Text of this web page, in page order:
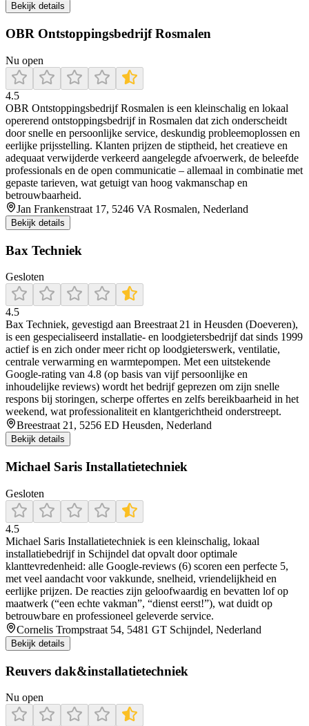
Bekijk details
OBR Ontstoppingsbedrijf Rosmalen
Nu open
4.5
OBR Ontstoppingsbedrijf Rosmalen is een kleinschalig en lokaal
opererend ontstoppingsbedrijf in Rosmalen dat zich onderscheidt
door snelle en persoonlijke service, deskundig probleemoplossen en
eerlijke prijsstelling. Klanten prijzen de stiptheid, het creatieve en
adequaat verwijderde verkeerd aangelegde afvoerwerk, de beleefde
professionals en de open communicatie – allemaal in combinatie met
gepaste tarieven, wat getuigt van hoog vakmanschap en
betrouwbaarheid.
Jan Frankenstraat 17, 5246 VA Rosmalen, Nederland
Bekijk details
Bax Techniek
Gesloten
4.5
Bax Techniek, gevestigd aan Breestraat 21 in Heusden (Doeveren),
is een gespecialiseerd installatie- en loodgietersbedrijf dat sinds 1999
actief is en zich onder meer richt op loodgieterswerk, ventilatie,
centrale verwarming en warmtepompen. Met een uitstekende
Google-rating van 4.8 (op basis van vijf persoonlijke en
inhoudelijke reviews) wordt het bedrijf geprezen om zijn snelle
respons bij storingen, scherpe offertes en zelfs bereikbaarheid in het
weekend, wat professionaliteit en klantgerichtheid onderstreept.
Breestraat 21, 5256 ED Heusden, Nederland
Bekijk details
Michael Saris Installatietechniek
Gesloten
4.5
Michael Saris Installatietechniek is een kleinschalig, lokaal
installatiebedrijf in Schijndel dat opvalt door optimale
klanttevredenheid: alle Google‑reviews (6) scoren een perfecte 5,
met veel aandacht voor vakkunde, snelheid, vriendelijkheid en
eerlijke prijzen. De reacties zijn geloofwaardig en bevatten lof op
maatwerk (“een echte vakman”, “dienst eerst!”), wat duidt op
betrouwbare en professioneel geleverde service.
Cornelis Trompstraat 54, 5481 GT Schijndel, Nederland
Bekijk details
Reuvers dak&installatietechniek
Nu open